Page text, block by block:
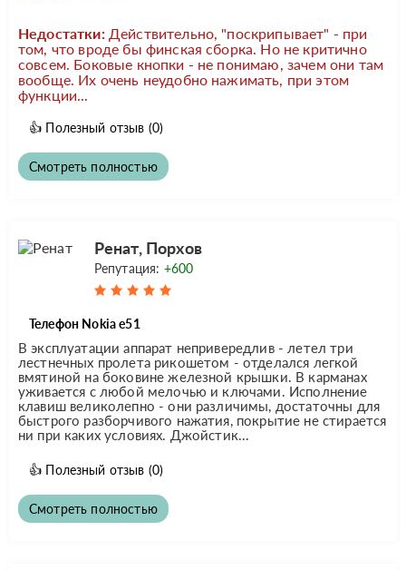
Недостатки: Действительно, "поскрипывает" - при
том, что вроде бы финская сборка. Но не критично
совсем. Боковые кнопки - не понимаю, зачем они там
вообще. Их очень неудобно нажимать, при этом
функции...
👍 Полезный отзыв (0)
Смотреть полностью
Ренат, Порхов
Репутация: +600
Телефон Nokia e51
В эксплуатации аппарат непривередлив - летел три
лестнечных пролета рикошетом - отделался легкой
вмятиной на боковине железной крышки. В карманах
уживается с любой мелочью и ключами. Исполнение
клавиш великолепно - они различимы, достаточны для
быстрого разборчивого нажатия, покрытие не стирается
ни при каких условиях. Джойстик...
👍 Полезный отзыв (0)
Смотреть полностью